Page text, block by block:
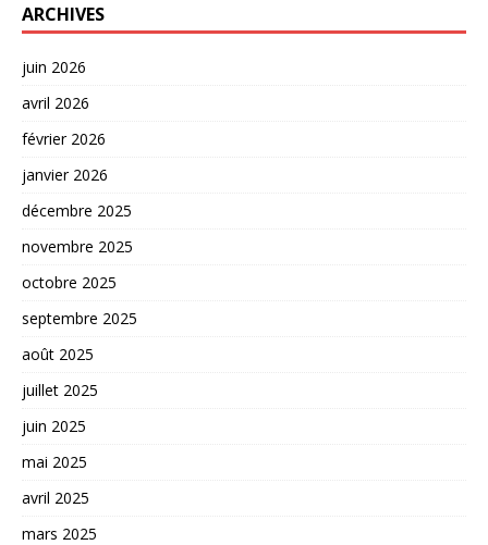
ARCHIVES
juin 2026
avril 2026
février 2026
janvier 2026
décembre 2025
novembre 2025
octobre 2025
septembre 2025
août 2025
juillet 2025
juin 2025
mai 2025
avril 2025
mars 2025